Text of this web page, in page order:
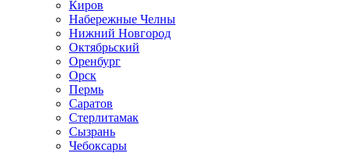
Киров
Набережные Челны
Нижний Новгород
Октябрьский
Оренбург
Орск
Пермь
Саратов
Стерлитамак
Сызрань
Чебоксары